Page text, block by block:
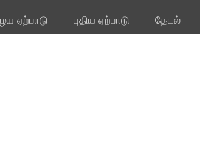
ஏற்பாடு புதிய ஏற்பாடு தேடல்